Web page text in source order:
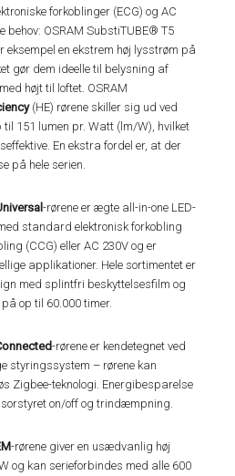
forkoblinger (ECG) og AC
behov: OSRAM SubstiTUBE® T5
eksempel en ekstrem høj lysstrøm på
gør dem ideelle til belysning af
højt til loftet. OSRAM
(HE) rørene skiller sig ud ved
151 lumen pr. Watt (lm/W), hvilket
En ekstra fordel er, at der
på hele serien.
-rørene er ægte all-in-one LED-
standard elektronisk forkobling
(CCG) eller AC 230V og er
applikationer. Hele sortimentet er
med splintfri beskyttelsesfilm og
op til 60.000 timer.
-rørene er kendetegnet ved
styringssystem – rørene kan
Zigbee-teknologi. Energibesparelse
on/off og trindæmpning.
-rørene giver en usædvanlig høj
og kan serieforbindes med alle 600